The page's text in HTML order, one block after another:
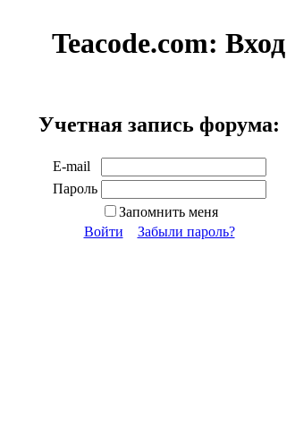
Teacode.com: Вход
Учетная запись форума:
E-mail
Пароль
Запомнить меня
Войти
Забыли пароль?